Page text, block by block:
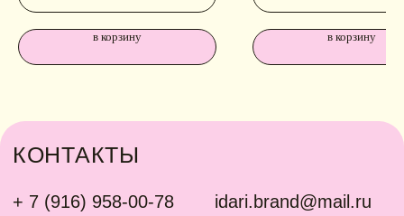
в корзину в корзину